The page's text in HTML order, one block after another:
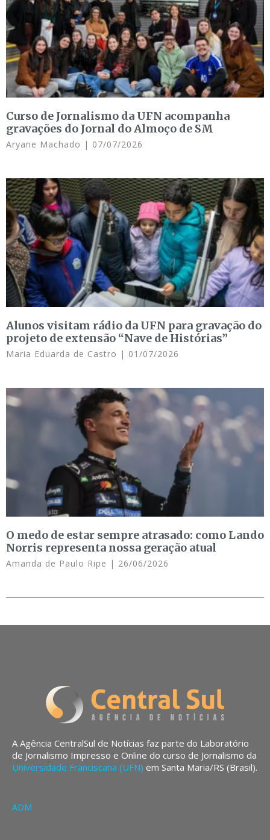
Curso de Jornalismo da UFN acompanha
gravações do Jornal do Almoço de SM
Aryane Machado 07/07/2026
Alunos visitam rádio da UFN para gravação do
projeto de extensão “Nave de Histórias”
Maria Eduarda de Castro 01/07/2026
O medo de estar sempre atrasado: como Lando
Norris representa nossa geração atual
Amanda de Paulo Ripe 26/06/2026
A Agência CentralSul de Notícias faz parte do Laboratório
de Jornalismo Impresso e Online do curso de Jornalismo da
Universidade Franciscana (UFN) em Santa Maria/RS (Brasil).
ADM